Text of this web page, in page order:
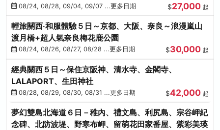
流水瀑布電扶梯
08/24, 08/28, 09/04, 09/07 ...更多日期 $27,000 起
輕旅關西‧和服體驗５日～京都、大阪、奈良～浪漫嵐山
渡月橋+超人氣奈良梅花鹿公園
08/24, 08/26, 08/27, 08/28 ...更多日期 $30,000 起
經典關西５日～保住京阪神、清水寺、金閣寺、
LALAPORT、生田神社
08/28, 08/29, 08/30, 08/31 ...更多日期 $42,000 起
夢幻雙島北海道６日－稚內、禮文島、利尻島、宗谷岬紀
念碑、北防波堤、野寒布岬、留萌花田家番屋、紫彩美瑛